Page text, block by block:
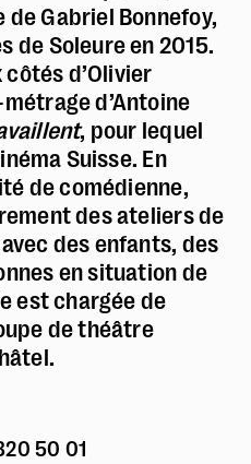
Gabriel Bonnefoy,
de Soleure en 2015.
côtés d’Olivier
d’Antoine
, pour lequel
Suisse. En
de comédienne,
des ateliers de
des enfants, des
en situation de
est chargée de
de théâtre
50 01